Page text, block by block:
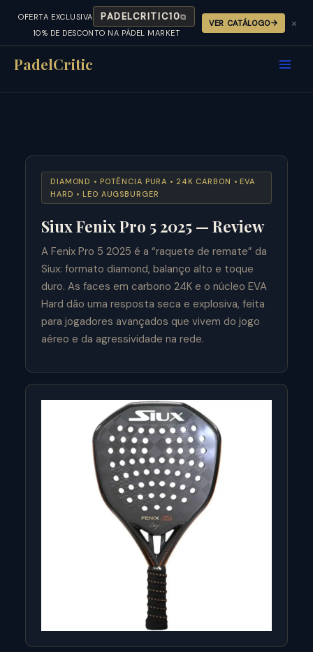
Skip
PadelCritic
DIAMOND • POTÊNCIA PURA • 24K CARBON • EVA
HARD • LEO AUGSBURGER
Siux Fenix Pro 5 2025 — Review
A Fenix Pro 5 2025 é a “raquete de remate” da
Siux: formato diamond, balanço alto e toque
duro. As faces em carbono 24K e o núcleo EVA
Hard dão uma resposta seca e explosiva, feita
para jogadores avançados que vivem do jogo
aéreo e da agressividade na rede.
OFERTA EXCLUSIVA PADELCRITIC10⧉
10% DE DESCONTO NA PÁDEL MARKET
VER CATÁLOGO ×